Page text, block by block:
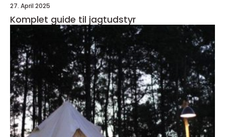
27. April 2025
Komplet guide til jagtudstyr